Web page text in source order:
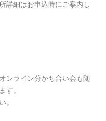
詳細はお申込時にご案内し
ンライン分かち合い会も随
す。
。